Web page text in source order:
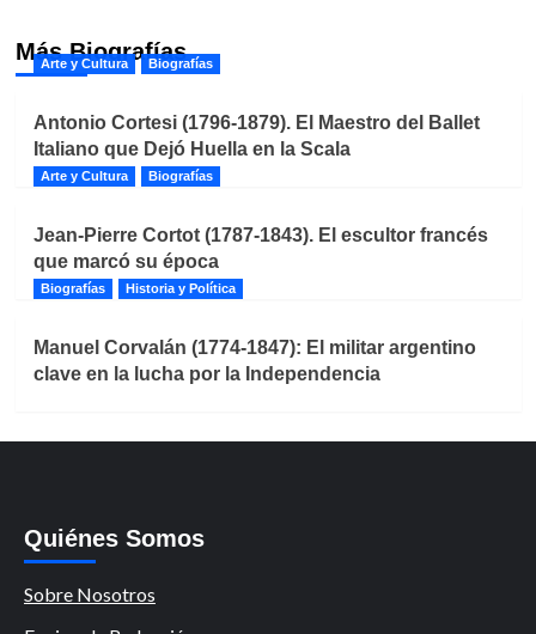
Más Biografías
Arte y Cultura Biografías
Antonio Cortesi (1796-1879). El Maestro del Ballet
Italiano que Dejó Huella en la Scala
Arte y Cultura Biografías
Jean-Pierre Cortot (1787-1843). El escultor francés
que marcó su época
Biografías Historia y Política
Manuel Corvalán (1774-1847): El militar argentino
clave en la lucha por la Independencia
Quiénes Somos
Sobre Nosotros